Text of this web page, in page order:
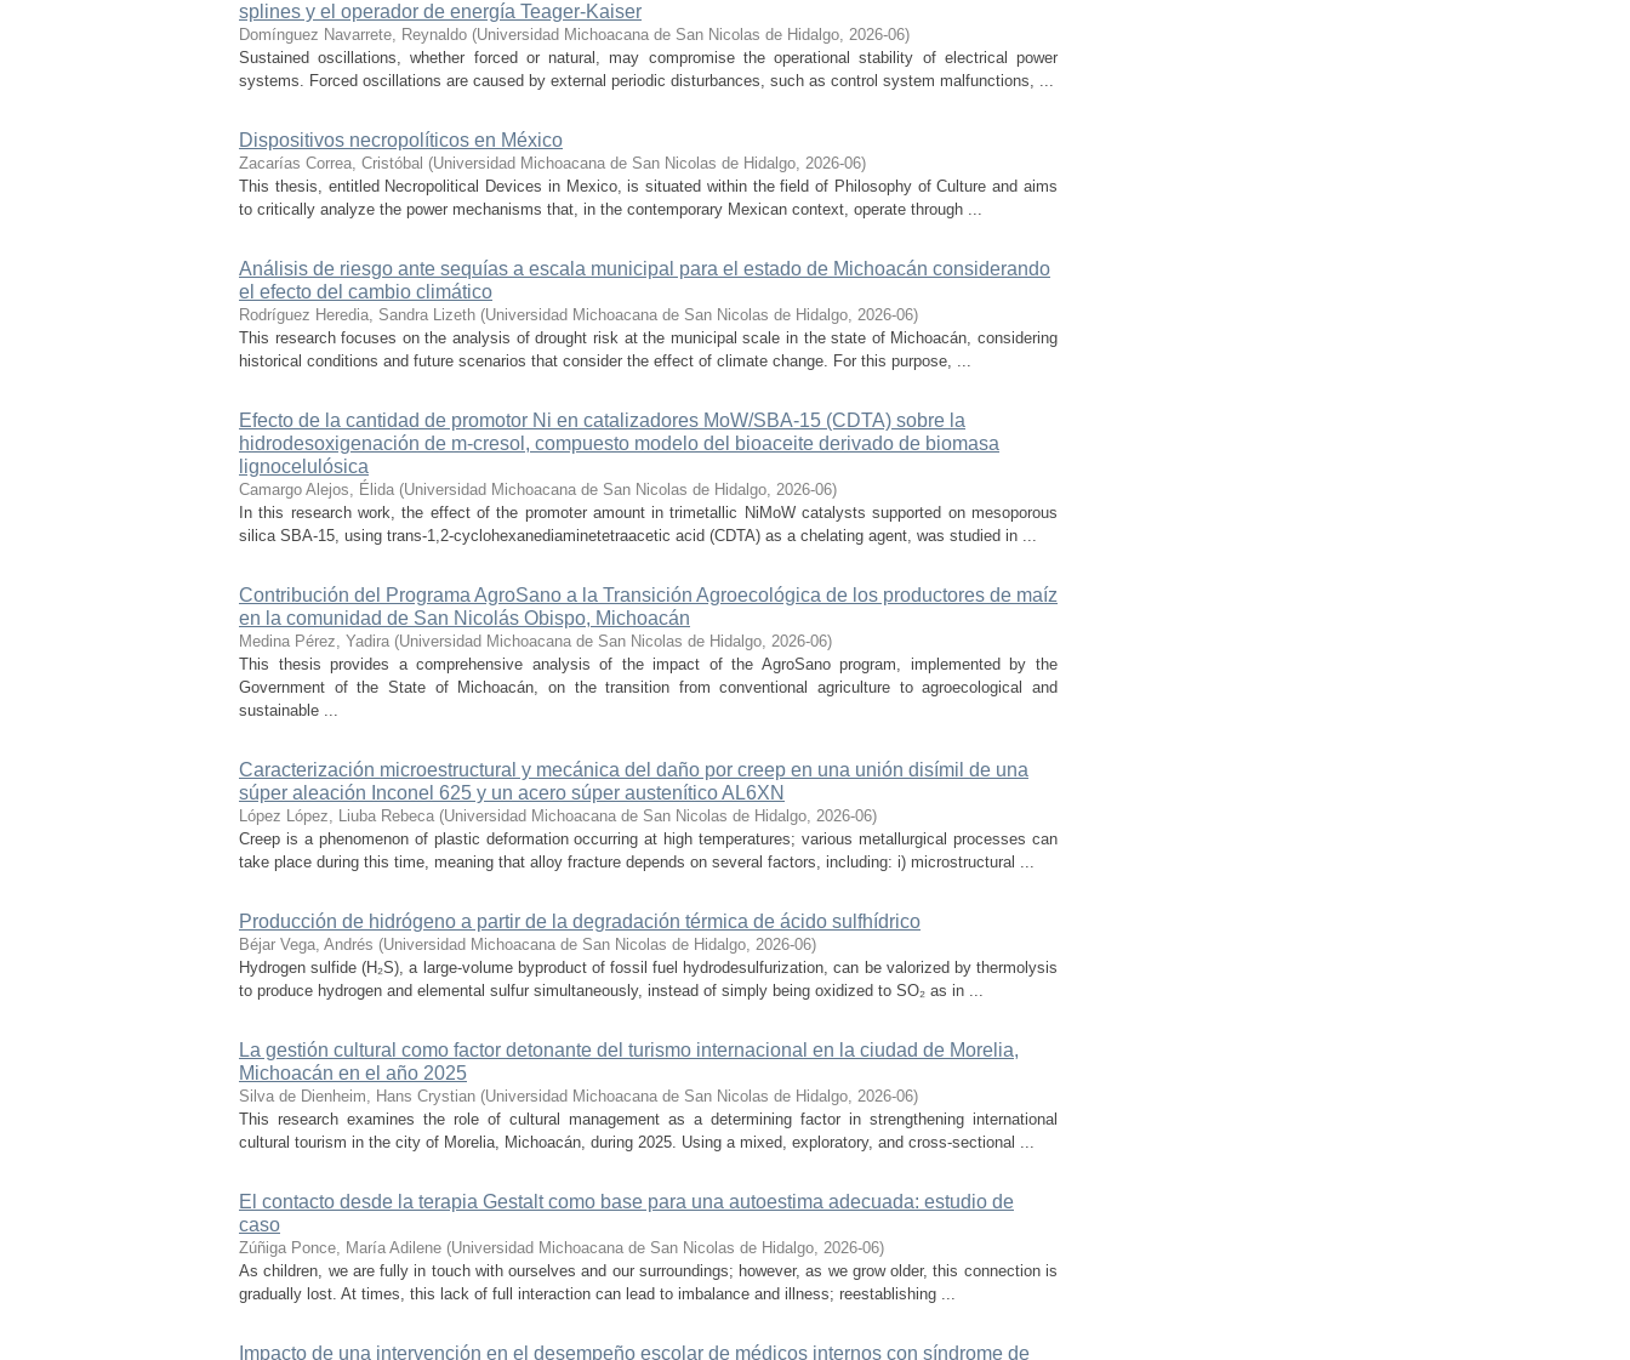
splines y el operador de energía Teager-Kaiser
Domínguez Navarrete, Reynaldo (Universidad Michoacana de San Nicolas de Hidalgo, 2026-06)
Sustained oscillations, whether forced or natural, may compromise the operational stability of electrical power
systems. Forced oscillations are caused by external periodic disturbances, such as control system malfunctions, ...
Dispositivos necropolíticos en México
Zacarías Correa, Cristóbal (Universidad Michoacana de San Nicolas de Hidalgo, 2026-06)
This thesis, entitled Necropolitical Devices in Mexico, is situated within the field of Philosophy of Culture and aims
to critically analyze the power mechanisms that, in the contemporary Mexican context, operate through ...
Análisis de riesgo ante sequías a escala municipal para el estado de Michoacán considerando
el efecto del cambio climático
Rodríguez Heredia, Sandra Lizeth (Universidad Michoacana de San Nicolas de Hidalgo, 2026-06)
This research focuses on the analysis of drought risk at the municipal scale in the state of Michoacán, considering
historical conditions and future scenarios that consider the effect of climate change. For this purpose, ...
Efecto de la cantidad de promotor Ni en catalizadores MoW/SBA-15 (CDTA) sobre la
hidrodesoxigenación de m-cresol, compuesto modelo del bioaceite derivado de biomasa
lignocelulósica
Camargo Alejos, Élida (Universidad Michoacana de San Nicolas de Hidalgo, 2026-06)
In this research work, the effect of the promoter amount in trimetallic NiMoW catalysts supported on mesoporous
silica SBA-15, using trans-1,2-cyclohexanediaminetetraacetic acid (CDTA) as a chelating agent, was studied in ...
Contribución del Programa AgroSano a la Transición Agroecológica de los productores de maíz
en la comunidad de San Nicolás Obispo, Michoacán
Medina Pérez, Yadira (Universidad Michoacana de San Nicolas de Hidalgo, 2026-06)
This thesis provides a comprehensive analysis of the impact of the AgroSano program, implemented by the
Government of the State of Michoacán, on the transition from conventional agriculture to agroecological and
sustainable ...
Caracterización microestructural y mecánica del daño por creep en una unión disímil de una
súper aleación Inconel 625 y un acero súper austenítico AL6XN
López López, Liuba Rebeca (Universidad Michoacana de San Nicolas de Hidalgo, 2026-06)
Creep is a phenomenon of plastic deformation occurring at high temperatures; various metallurgical processes can
take place during this time, meaning that alloy fracture depends on several factors, including: i) microstructural ...
Producción de hidrógeno a partir de la degradación térmica de ácido sulfhídrico
Béjar Vega, Andrés (Universidad Michoacana de San Nicolas de Hidalgo, 2026-06)
Hydrogen sulfide (H₂S), a large-volume byproduct of fossil fuel hydrodesulfurization, can be valorized by thermolysis
to produce hydrogen and elemental sulfur simultaneously, instead of simply being oxidized to SO₂ as in ...
La gestión cultural como factor detonante del turismo internacional en la ciudad de Morelia,
Michoacán en el año 2025
Silva de Dienheim, Hans Crystian (Universidad Michoacana de San Nicolas de Hidalgo, 2026-06)
This research examines the role of cultural management as a determining factor in strengthening international
cultural tourism in the city of Morelia, Michoacán, during 2025. Using a mixed, exploratory, and cross-sectional ...
El contacto desde la terapia Gestalt como base para una autoestima adecuada: estudio de
caso
Zúñiga Ponce, María Adilene (Universidad Michoacana de San Nicolas de Hidalgo, 2026-06)
As children, we are fully in touch with ourselves and our surroundings; however, as we grow older, this connection is
gradually lost. At times, this lack of full interaction can lead to imbalance and illness; reestablishing ...
Impacto de una intervención en el desempeño escolar de médicos internos con síndrome de